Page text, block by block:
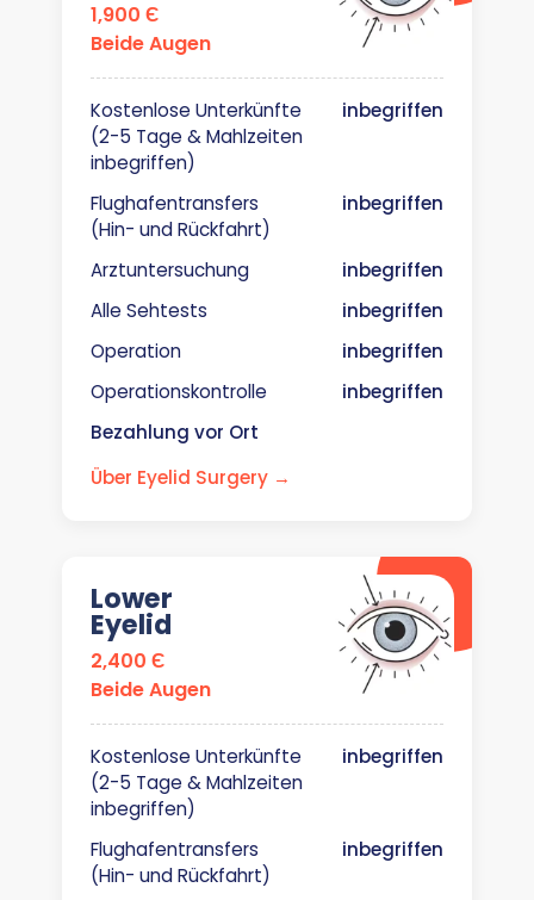
1,900 Є
Beide Augen
Kostenlose Unterkünfte
(2-5 Tage & Mahlzeiten
inbegriffen)
inbegriffen
Flughafentransfers
(Hin- und Rückfahrt)
inbegriffen
Arztuntersuchung
inbegriffen
Alle Sehtests
inbegriffen
Operation
inbegriffen
Operationskontrolle
inbegriffen
Bezahlung vor Ort
Über Eyelid Surgery →
Lower
Eyelid
2,400 Є
Beide Augen
Kostenlose Unterkünfte
(2-5 Tage & Mahlzeiten
inbegriffen)
inbegriffen
Flughafentransfers
(Hin- und Rückfahrt)
inbegriffen